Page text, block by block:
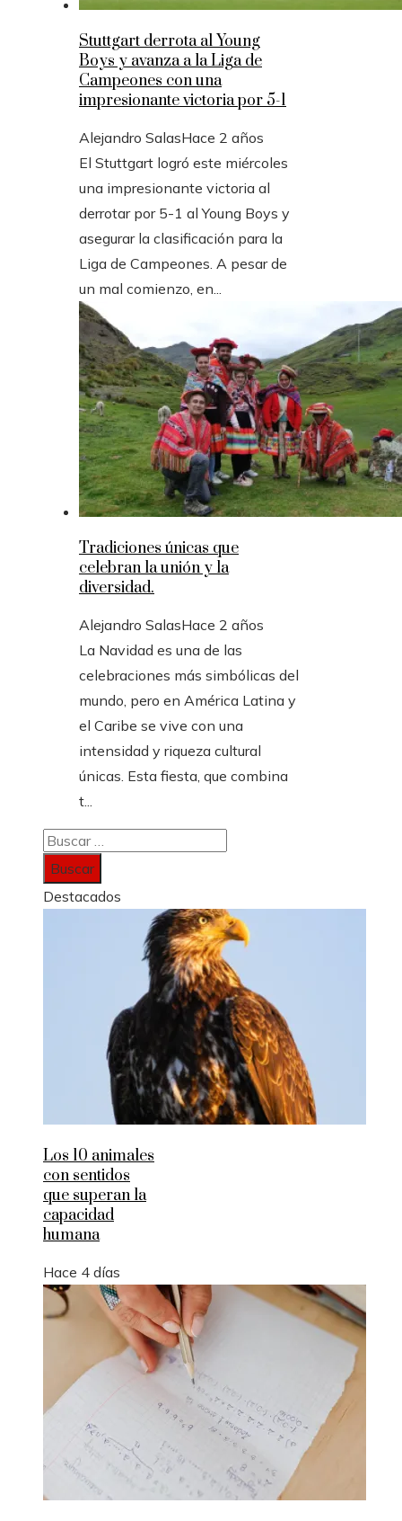
Stuttgart derrota al Young
Boys y avanza a la Liga de
Campeones con una
impresionante victoria por 5-1
Alejandro SalasHace 2 años
El Stuttgart logró este miércoles
una impresionante victoria al
derrotar por 5-1 al Young Boys y
asegurar la clasificación para la
Liga de Campeones. A pesar de
un mal comienzo, en...
Tradiciones únicas que
celebran la unión y la
diversidad.
Alejandro SalasHace 2 años
La Navidad es una de las
celebraciones más simbólicas del
mundo, pero en América Latina y
el Caribe se vive con una
intensidad y riqueza cultural
únicas. Esta fiesta, que combina
t...
Buscar:
Destacados
Los 10 animales
con sentidos
que superan la
capacidad
humana
Hace 4 días